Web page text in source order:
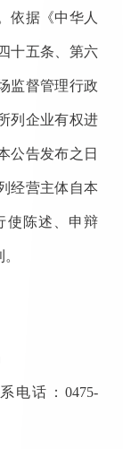
依据《中华人
十五条、第六
监督管理行政
列企业有权进
公告发布之日
经营主体自本
使陈述、申辩
电话：0475-